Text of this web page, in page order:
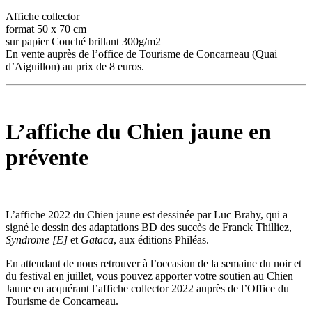
Affiche collector
format 50 x 70 cm
sur papier Couché brillant 300g/m2
En vente auprès de l’office de Tourisme de Concarneau (Quai
d’Aiguillon) au prix de 8 euros.
L’affiche du Chien jaune en
prévente
L’affiche 2022 du Chien jaune est dessinée par Luc Brahy, qui a
signé le dessin des adaptations BD des succès de Franck Thilliez,
Syndrome [E] et Gataca, aux éditions Philéas.
En attendant de nous retrouver à l’occasion de la semaine du noir et
du festival en juillet, vous pouvez apporter votre soutien au Chien
Jaune en acquérant l’affiche collector 2022 auprès de l’Office du
Tourisme de Concarneau.